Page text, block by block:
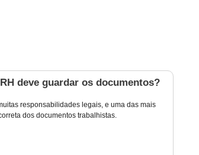
deve guardar os documentos?
responsabilidades legais, e uma das mais
dos documentos trabalhistas.